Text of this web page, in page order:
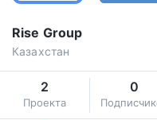
Rise Group
Казахстан
2
Проекта
0